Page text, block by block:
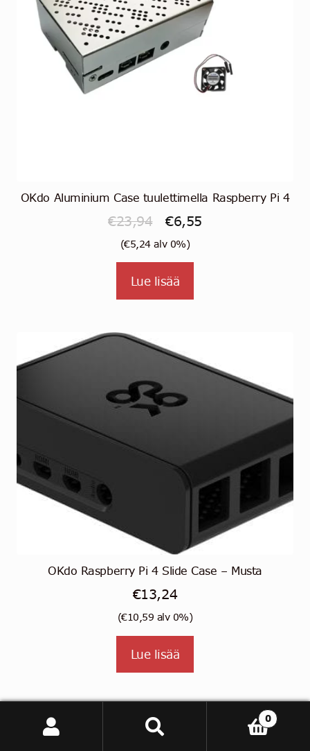
OKdo Aluminium Case tuulettimella Raspberry Pi 4
€23,94
Alkuperäinen
hinta
oli:
€23,94.
€6,55Nykyinen
(€5,24alv 0%)
Lue lisää
OKdo Raspberry Pi 4 Slide Case – Musta
€13,24
(€10,59 alv 0%)
Lue lisää
0